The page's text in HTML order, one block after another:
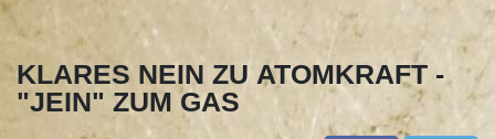
KLARES NEIN ZU ATOMKRAFT -
"JEIN" ZUM GAS